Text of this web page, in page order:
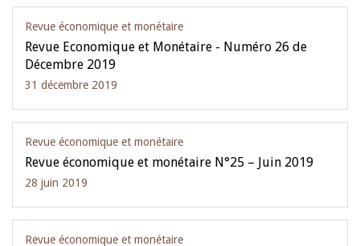
Revue économique et monétaire
Revue Economique et Monétaire - Numéro 26 de
Décembre 2019
31 décembre 2019
Revue économique et monétaire
Revue économique et monétaire N°25 – Juin 2019
28 juin 2019
Revue économique et monétaire